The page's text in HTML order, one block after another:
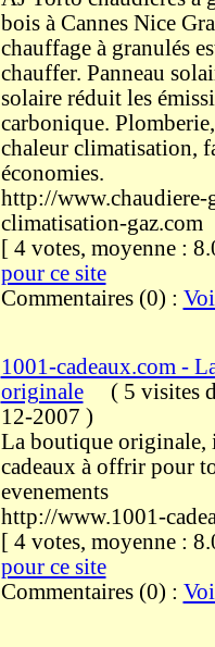
bois à Cannes Nice
chauffage à granulés
chauffer. Panneau
solaire réduit les
carbonique.
chaleur climatisation,
économies.
http://www.chaudiere-
climatisation-gaz.com
[ 4 votes, moyenne
pour ce site
Commentaires (0) :
1001-cadeaux.com -
originale(5 visites
12-2007 )
La boutique originale,
cadeaux à offrir pour
evenements
http://www.1001-
[ 4 votes, moyenne
pour ce site
Commentaires (0) :